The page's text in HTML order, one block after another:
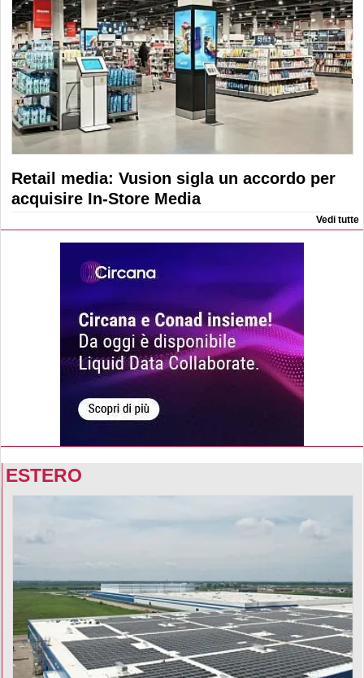
Retail media: Vusion sigla un accordo per
acquisire In-Store Media
Vedi tutte
ESTERO